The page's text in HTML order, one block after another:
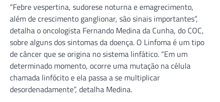
“Febre vespertina, sudorese noturna e emagrecimento,
além de crescimento ganglionar, são sinais importantes”,
detalha o oncologista Fernando Medina da Cunha, do COC,
sobre alguns dos sintomas da doença. O Linfoma é um tipo
de câncer que se origina no sistema linfático. “Em um
determinado momento, ocorre uma mutação na célula
chamada linfócito e ela passa a se multiplicar
desordenadamente”, detalha Medina.